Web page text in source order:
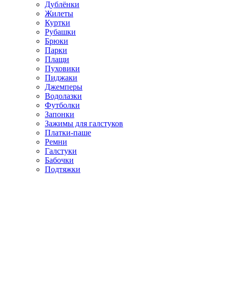
Дублёнки
Жилеты
Куртки
Рубашки
Брюки
Парки
Плащи
Пуховики
Пиджаки
Джемперы
Водолазки
Футболки
Запонки
Зажимы для галстуков
Платки-паше
Ремни
Галстуки
Бабочки
Подтяжки